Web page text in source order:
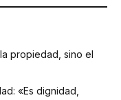
propiedad, sino el
«Es dignidad,